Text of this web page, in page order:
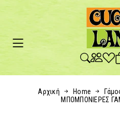
Αρχική Home
ΜΠΟΜΠΟΝΙΕΡΕΣ